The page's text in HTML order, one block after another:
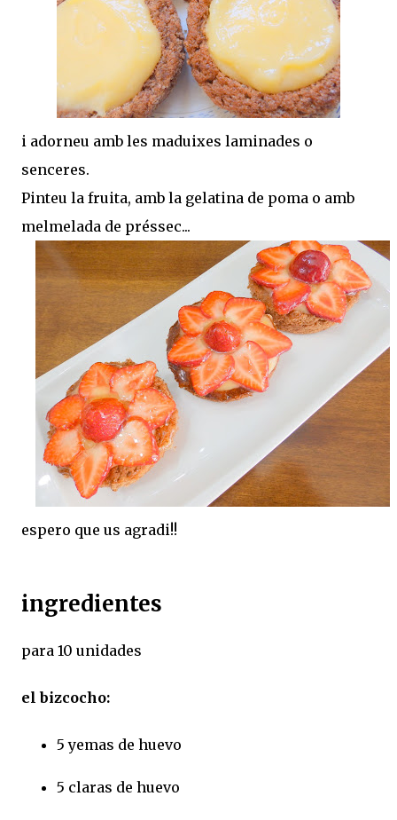
i adorneu amb les maduixes laminades o
senceres.
Pinteu la fruita, amb la gelatina de poma o amb
melmelada de préssec...
espero que us agradi!!
ingredientes
para 10 unidades
el bizcocho:
5 yemas de huevo
5 claras de huevo